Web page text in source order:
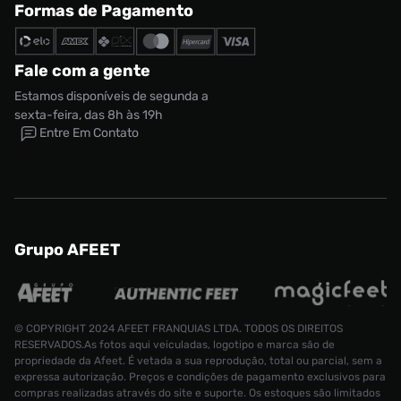
Formas de Pagamento
Fale com a gente
Estamos disponíveis de segunda a
sexta-feira, das 8h às 19h
Entre Em Contato
Grupo AFEET
© COPYRIGHT 2024 AFEET FRANQUIAS LTDA. TODOS OS DIREITOS
RESERVADOS.As fotos aqui veiculadas, logotipo e marca são de
propriedade da Afeet. É vetada a sua reprodução, total ou parcial, sem a
expressa autorização. Preços e condições de pagamento exclusivos para
compras realizadas através do site e suporte. Os estoques são limitados